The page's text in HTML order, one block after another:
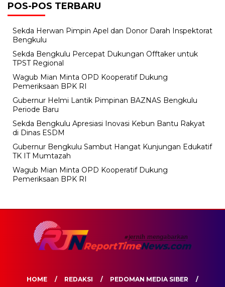
POS-POS TERBARU
Sekda Herwan Pimpin Apel dan Donor Darah Inspektorat
Bengkulu
Sekda Bengkulu Percepat Dukungan Offtaker untuk
TPST Regional
Wagub Mian Minta OPD Kooperatif Dukung
Pemeriksaan BPK RI
Gubernur Helmi Lantik Pimpinan BAZNAS Bengkulu
Periode Baru
Sekda Bengkulu Apresiasi Inovasi Kebun Bantu Rakyat
di Dinas ESDM
Gubernur Bengkulu Sambut Hangat Kunjungan Edukatif
TK IT Mumtazah
Wagub Mian Minta OPD Kooperatif Dukung
Pemeriksaan BPK RI
HOME REDAKSI PEDOMAN MEDIA SIBER